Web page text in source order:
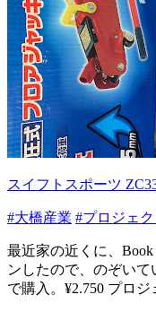
スイフトスポーツ
#大橋産業 #プロジェク
最近家の近くに、
ンしたので、のぞい
で購入。¥2.750 プロジ